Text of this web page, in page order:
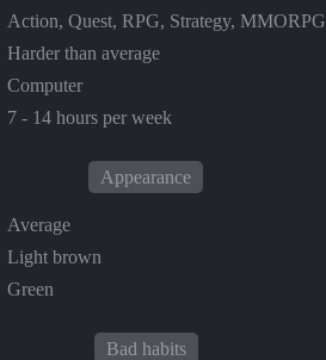
Action, Quest, RPG, Strategy, MMORPG
Harder than average
Computer
7 - 14 hours per week
Appearance
Average
Light brown
Green
Bad habits